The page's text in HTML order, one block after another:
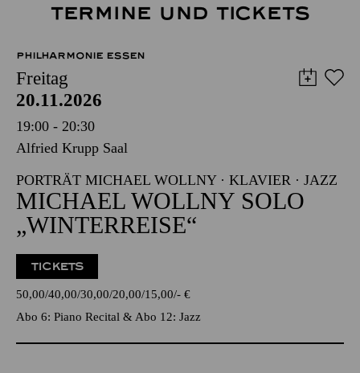
TERMINE UND TICKETS
PHILHARMONIE ESSEN
Freitag
20.11.2026
19:00 - 20:30
Alfried Krupp Saal
PORTRÄT MICHAEL WOLLNY · KLAVIER · JAZZ
MICHAEL WOLLNY SOLO
„WINTERREISE“
TICKETS
50,00 40,00 30,00 20,00 15,00 - €
Abo 6: Piano Recital & Abo 12: Jazz